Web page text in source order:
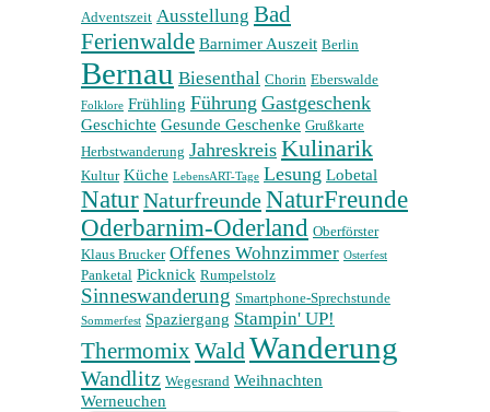
Adventszeit Ausstellung Bad
Ferienwalde Barnimer Auszeit Berlin
Bernau Biesenthal Chorin Eberswalde
Folklore Frühling Führung Gastgeschenk
Geschichte Gesunde Geschenke Grußkarte
Herbstwanderung Jahreskreis Kulinarik
Kultur Küche LebensART-Tage Lesung Lobetal
NaturNaturfreundeNaturFreunde
Oderbarnim-Oderland Oberförster
Klaus Brucker Offenes Wohnzimmer Osterfest
Panketal Picknick Rumpelstolz
Sinneswanderung Smartphone-Sprechstunde
Sommerfest Spaziergang Stampin' UP!
ThermomixWaldWanderung
Wandlitz Wegesrand Weihnachten
Werneuchen